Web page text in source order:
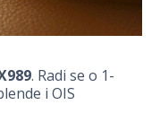
. Radi se o 1-
i OIS